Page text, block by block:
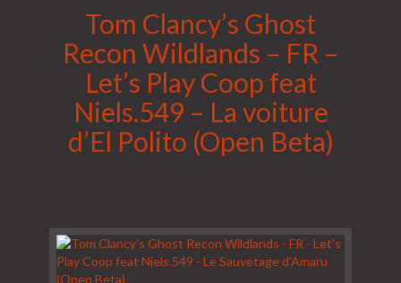
Tom Clancy’s Ghost
Recon Wildlands – FR –
Let’s Play Coop feat
Niels.549 – La voiture
d’El Polito (Open Beta)